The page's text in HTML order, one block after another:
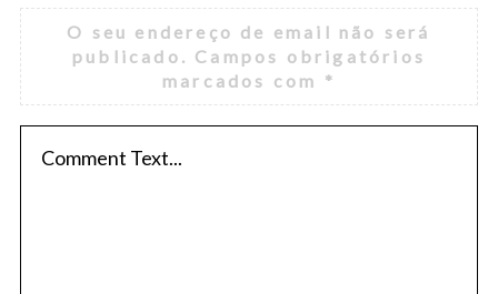
e
a
v
e
O seu endereço de email não será
publicado.
Campos obrigatórios
marcados com *